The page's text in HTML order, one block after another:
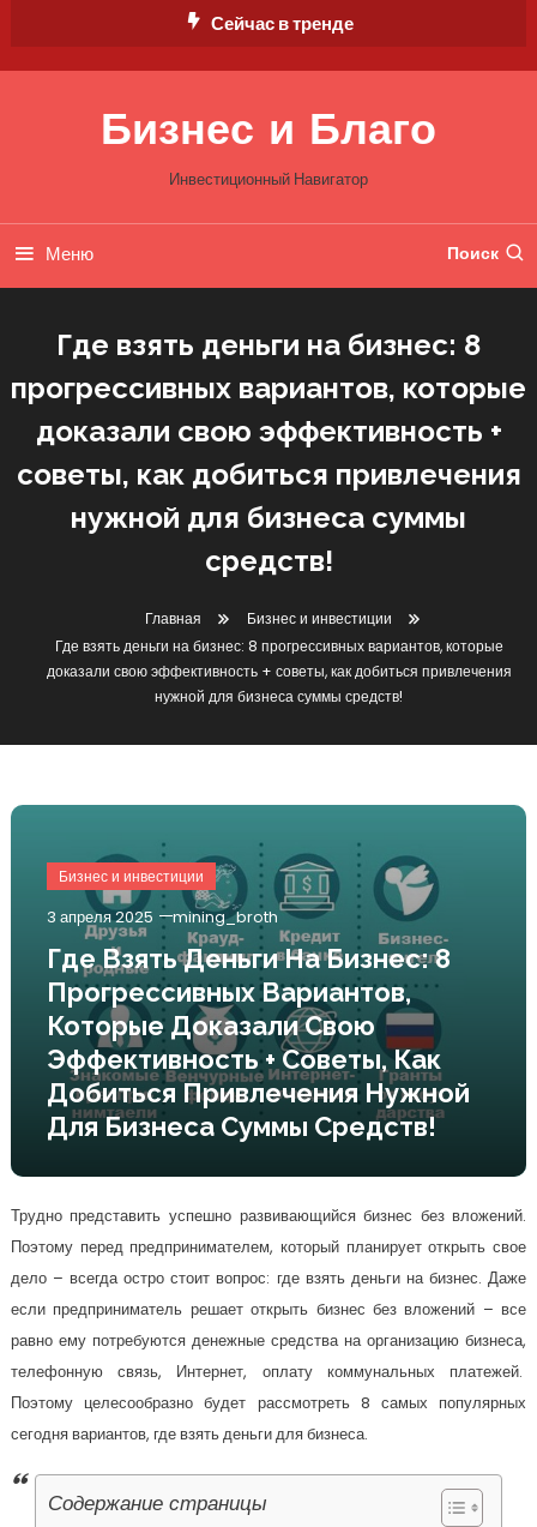
Сейчас в тренде
Бизнес и Благо
Инвестиционный Навигатор
Меню Поиск
Где взять деньги на бизнес: 8
прогрессивных вариантов, которые
доказали свою эффективность +
советы, как добиться привлечения
нужной для бизнеса суммы
средств!
Главная
Бизнес и инвестиции
Где взять деньги на бизнес: 8 прогрессивных вариантов, которые
доказали свою эффективность + советы, как добиться привлечения
нужной для бизнеса суммы средств!
Бизнес и инвестиции
3 апреля 2025 mining_broth
Где Взять Деньги На Бизнес: 8
Прогрессивных Вариантов,
Которые Доказали Свою
Эффективность + Советы, Как
Добиться Привлечения Нужной
Для Бизнеса Суммы Средств!
Трудно представить успешно развивающийся бизнес без вложений.
Поэтому перед предпринимателем, который планирует открыть свое
дело – всегда остро стоит вопрос: где взять деньги на бизнес. Даже
если предприниматель решает открыть бизнес без вложений – все
равно ему потребуются денежные средства на организацию бизнеса,
телефонную связь, Интернет, оплату коммунальных платежей.
Поэтому целесообразно будет рассмотреть 8 самых популярных
сегодня вариантов, где взять деньги для бизнеса.
Содержание страницы